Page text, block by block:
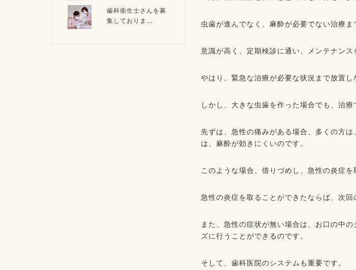
虫歯が進んでなく、麻酔が必要でない治療ま
意識が高く、定期検診に通い、メンテナン
やはり、緊急な治療が必要な状況まで放置
しかし、大きな虫歯を作った場合でも、治
先ずは、急性の痛みがある場合、多くの方
は、麻酔が効きにくいのです。
このような場合、借りづめし、急性の炎症
急性の炎症を取ることができたならば、次
また、急性の症状が無い場合は、お口の中
ズに行うことができるのです。
そして、歯科医院のシステムも重要です。
歯科衛生士さんを募
集しておりま...